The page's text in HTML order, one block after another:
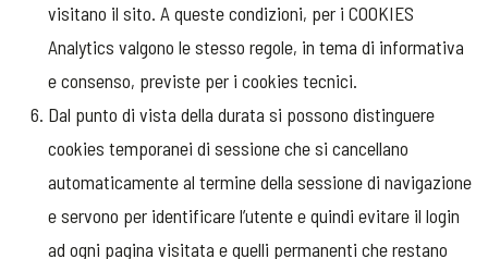
visitano il sito. A queste condizioni, per i COOKIES
Analytics valgono le stesso regole, in tema di informativa
e consenso, previste per i cookies tecnici.
Dal punto di vista della durata si possono distinguere
cookies temporanei di sessione che si cancellano
automaticamente al termine della sessione di navigazione
e servono per identificare l’utente e quindi evitare il login
ad ogni pagina visitata e quelli permanenti che restano